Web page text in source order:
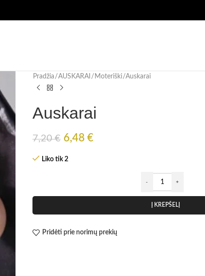
Pradžia AUSKARAI Moteriški Auskarai
Auskarai
7,20€ 6,48 €
Liko tik 2
Į KREPŠELĮ
Pridėti prie norimų prekių